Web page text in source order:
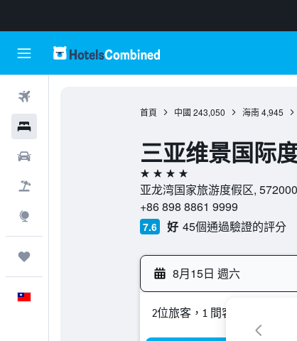
首頁 中國 243,050 海南 4,945
三亚维景国际
4星級
亚龙湾国家旅游度假区,
+86 898 8861 9999
7.6 好 45個通過驗證的評分
8月15日 週六
2位旅客，1 間客房